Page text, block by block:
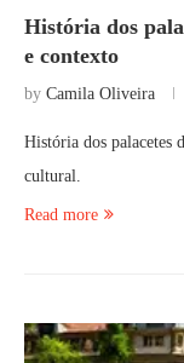
História dos
e contexto
by Camila Oliveira
História dos palacetes
cultural.
Read more